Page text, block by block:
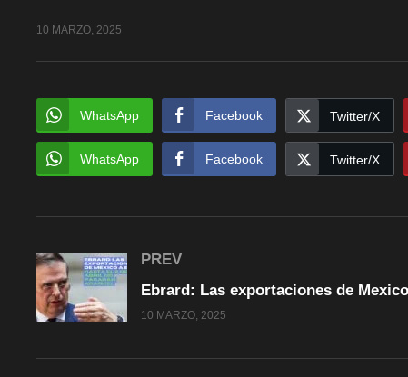
10 MARZO, 2025
WhatsApp Facebook Twitter/X
WhatsApp Facebook Twitter/X
PREV
10 MARZO, 2025